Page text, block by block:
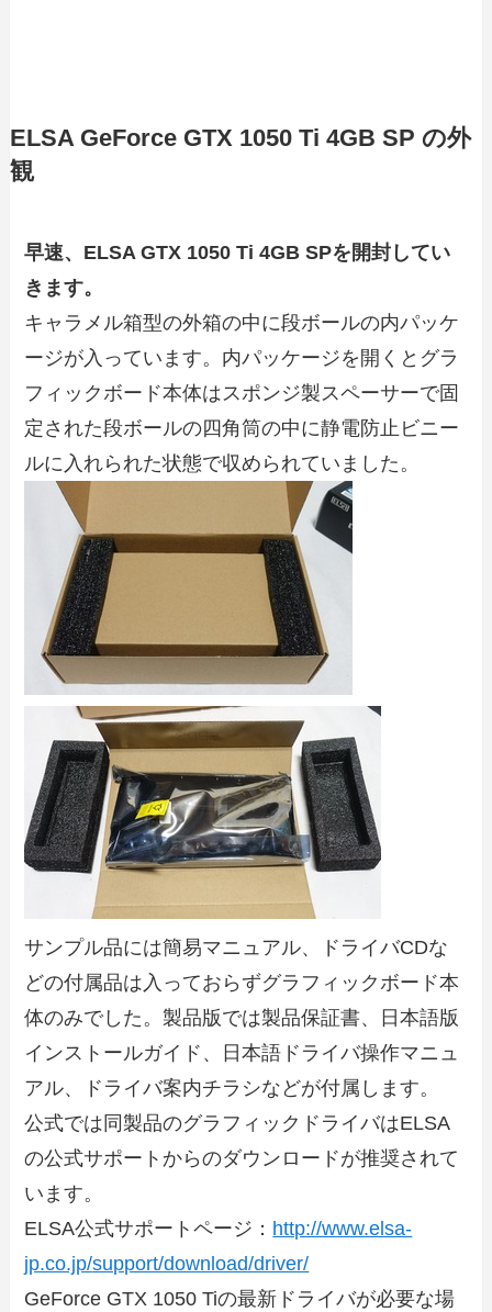
ELSA GeForce GTX 1050 Ti 4GB SP の外
観
早速、ELSA GTX 1050 Ti 4GB SPを開封してい
きます。
キャラメル箱型の外箱の中に段ボールの内パッケ
ージが入っています。内パッケージを開くとグラ
フィックボード本体はスポンジ製スペーサーで固
定された段ボールの四角筒の中に静電防止ビニー
ルに入れられた状態で収められていました。
サンプル品には簡易マニュアル、ドライバCDな
どの付属品は入っておらずグラフィックボード本
体のみでした。製品版では製品保証書、日本語版
インストールガイド、日本語ドライバ操作マニュ
アル、ドライバ案内チラシなどが付属します。
公式では同製品のグラフィックドライバはELSA
の公式サポートからのダウンロードが推奨されて
います。
ELSA公式サポートページ： http://www.elsa-
jp.co.jp/support/download/driver/
GeForce GTX 1050 Tiの最新ドライバが必要な場